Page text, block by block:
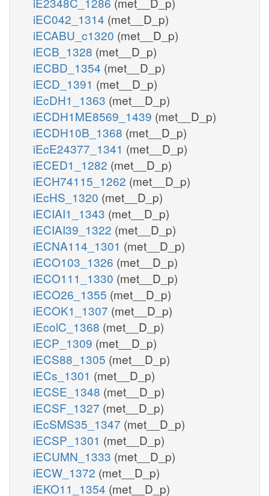
iEC042_1314 (met__D_p)
iECABU_c1320 (met__D_p)
iECB_1328 (met__D_p)
iECBD_1354 (met__D_p)
iECD_1391 (met__D_p)
iEcDH1_1363 (met__D_p)
iECDH1ME8569_1439 (met__D_p)
iECDH10B_1368 (met__D_p)
iEcE24377_1341 (met__D_p)
iECED1_1282 (met__D_p)
iECH74115_1262 (met__D_p)
iEcHS_1320 (met__D_p)
iECIAI1_1343 (met__D_p)
iECIAI39_1322 (met__D_p)
iECNA114_1301 (met__D_p)
iECO103_1326 (met__D_p)
iECO111_1330 (met__D_p)
iECO26_1355 (met__D_p)
iECOK1_1307 (met__D_p)
iEcolC_1368 (met__D_p)
iECP_1309 (met__D_p)
iECS88_1305 (met__D_p)
iECs_1301 (met__D_p)
iECSE_1348 (met__D_p)
iECSF_1327 (met__D_p)
iEcSMS35_1347 (met__D_p)
iECSP_1301 (met__D_p)
iECUMN_1333 (met__D_p)
iECW_1372 (met__D_p)
iEKO11_1354 (met__D_p)